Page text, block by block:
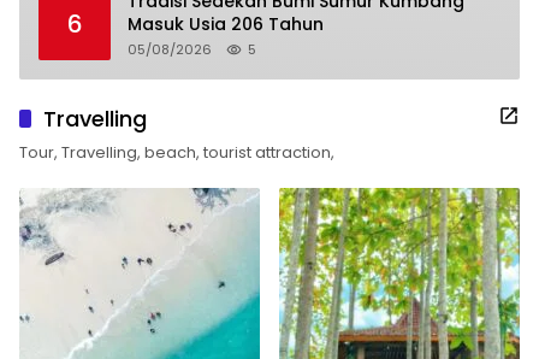
6
Masuk Usia 206 Tahun
05/08/2026 5
Travelling
Tour, Travelling, beach, tourist attraction,